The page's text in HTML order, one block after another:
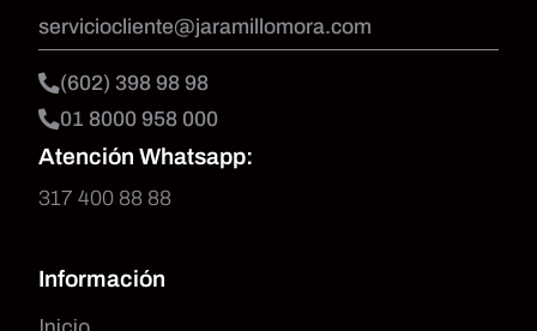
serviciocliente@jaramillomora.com
(602) 398 98 98
01 8000 958 000
Atención Whatsapp:
317 400 88 88
Información